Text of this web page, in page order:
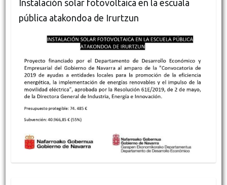
Instalación solar fotovoltaica en la escuala
pública atakondoa de Irurtzun